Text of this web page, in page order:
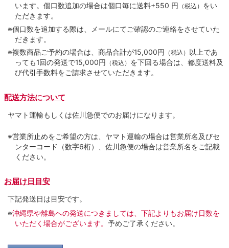
います。個口数追加の場合は個口毎に送料+550 円 （税込） をい
ただきます。
※個口数を追加する際は、メールにてご確認のご連絡をさせていた
だきます。
※複数商品ご予約の場合は、商品合計が15,000円 （税込） 以上であ
っても1回の発送で15,000円 （税込） を下回る場合は、都度送料及
び代引手数料をご請求させていただきます。
配送方法について
ヤマト運輸もしくは佐川急便でのお届けになります。
※営業所止めをご希望の方は、ヤマト運輸の場合は営業所名及びセ
ンターコード（数字6桁）、佐川急便の場合は営業所名をご記載
ください。
お届け日目安
下記発送日は目安です。
※沖縄県や離島への発送につきましては、下記よりもお届け日数を
いただく場合がございます。 予めご了承ください。